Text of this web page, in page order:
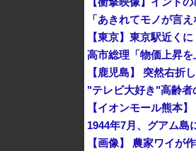
"テレビ大好き"高齢者
1944年7月、グアム島
【画像】 農家ワイが